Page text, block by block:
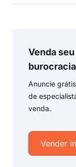
Venda
burocracia
Anuncie
de
venda.
Vender